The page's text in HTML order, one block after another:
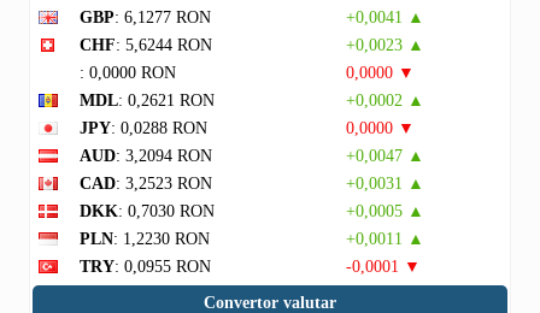
GBP: 6,1277 RON
+0,0041 ▲
CHF: 5,6244 RON
+0,0023 ▲
: 0,0000 RON
0,0000 ▼
MDL: 0,2621 RON
+0,0002 ▲
JPY: 0,0288 RON
0,0000 ▼
AUD: 3,2094 RON
+0,0047 ▲
CAD: 3,2523 RON
+0,0031 ▲
DKK: 0,7030 RON
+0,0005 ▲
PLN: 1,2230 RON
+0,0011 ▲
TRY: 0,0955 RON
-0,0001 ▼
Convertor valutar